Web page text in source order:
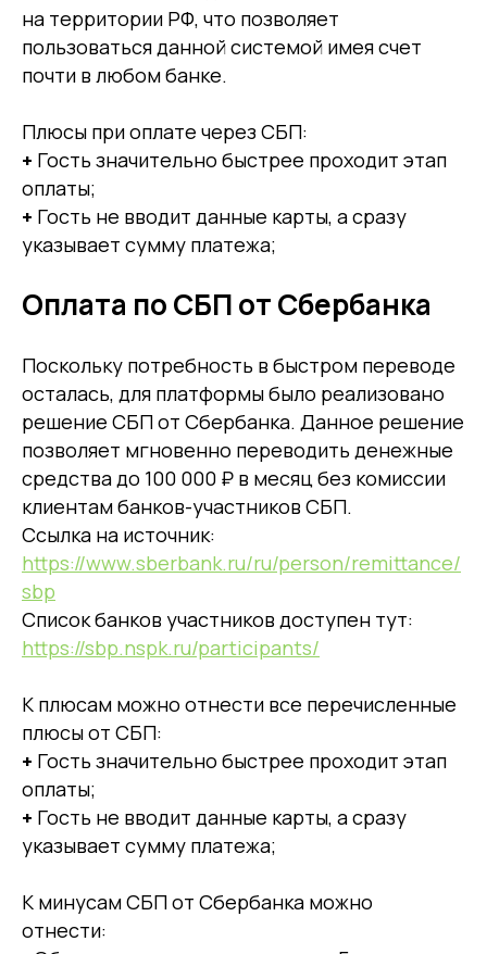
на территории РФ, что позволяет
пользоваться данной системой имея счет
почти в любом банке.
Плюсы при оплате через СБП:
+ Гость значительно быстрее проходит этап
оплаты;
+ Гость не вводит данные карты, а сразу
указывает сумму платежа;
Оплата по СБП от Сбербанка
Поскольку потребность в быстром переводе
осталась, для платформы было реализовано
решение СБП от Сбербанка. Данное решение
позволяет мгновенно переводить денежные
средства до 100 000 ₽ в месяц без комиссии
клиентам банков-участников СБП.
Ссылка на источник:
https://www.sberbank.ru/ru/person/remittance/
sbp
Список банков участников доступен тут:
https://sbp.nspk.ru/participants/
К плюсам можно отнести все перечисленные
плюсы от СБП:
+ Гость значительно быстрее проходит этап
оплаты;
+ Гость не вводит данные карты, а сразу
указывает сумму платежа;
К минусам СБП от Сбербанка можно
отнести: